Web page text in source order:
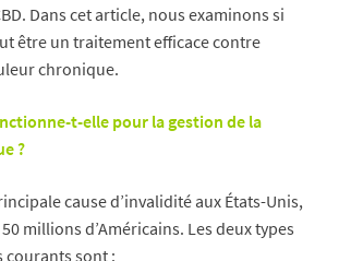
Dans cet article, nous examinons si
être un traitement efficace contre
chronique.
t-elle pour la gestion de la
?
cause d’invalidité aux États-Unis,
millions d’Américains. Les deux types
courants sont :